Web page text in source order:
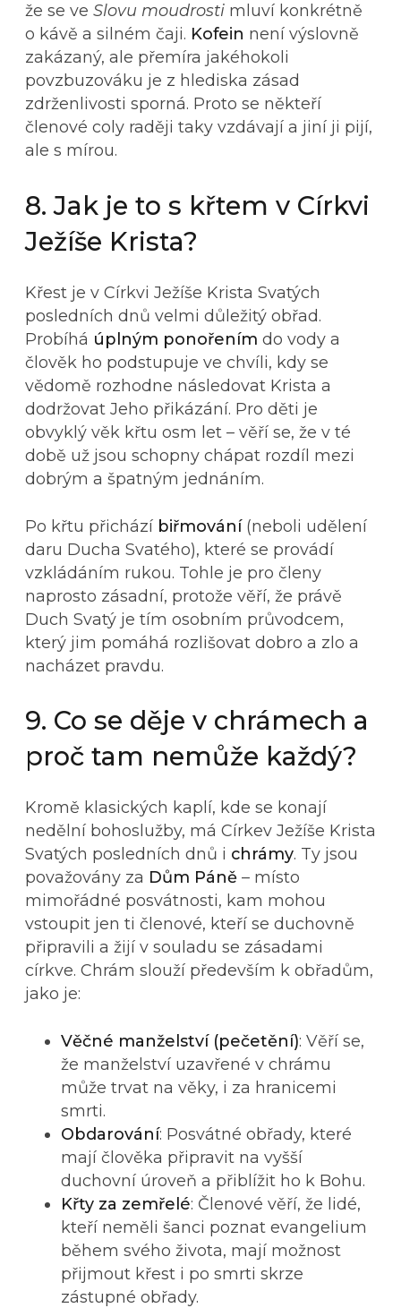
že se ve Slovu moudrosti mluví konkrétně
o kávě a silném čaji. Kofein není výslovně
zakázaný, ale přemíra jakéhokoli
povzbuzováku je z hlediska zásad
zdrženlivosti sporná. Proto se někteří
členové coly raději taky vzdávají a jiní ji pijí,
ale s mírou.
8. Jak je to s křtem v Církvi
Ježíše Krista?
Křest je v Církvi Ježíše Krista Svatých
posledních dnů velmi důležitý obřad.
Probíhá úplným ponořením do vody a
člověk ho podstupuje ve chvíli, kdy se
vědomě rozhodne následovat Krista a
dodržovat Jeho přikázání. Pro děti je
obvyklý věk křtu osm let – věří se, že v té
době už jsou schopny chápat rozdíl mezi
dobrým a špatným jednáním.
Po křtu přichází biřmování(neboli udělení
daru Ducha Svatého), které se provádí
vzkládáním rukou. Tohle je pro členy
naprosto zásadní, protože věří, že právě
Duch Svatý je tím osobním průvodcem,
který jim pomáhá rozlišovat dobro a zlo a
nacházet pravdu.
9. Co se děje v chrámech a
proč tam nemůže každý?
Kromě klasických kaplí, kde se konají
nedělní bohoslužby, má Církev Ježíše Krista
Svatých posledních dnů i chrámy. Ty jsou
považovány za Dům Páně – místo
mimořádné posvátnosti, kam mohou
vstoupit jen ti členové, kteří se duchovně
připravili a žijí v souladu se zásadami
církve. Chrám slouží především k obřadům,
jako je:
Věčné manželství (pečetění): Věří se,
že manželství uzavřené v chrámu
může trvat na věky, i za hranicemi
smrti.
Obdarování: Posvátné obřady, které
mají člověka připravit na vyšší
duchovní úroveň a přiblížit ho k Bohu.
Křty za zemřelé: Členové věří, že lidé,
kteří neměli šanci poznat evangelium
během svého života, mají možnost
přijmout křest i po smrti skrze
zástupné obřady.